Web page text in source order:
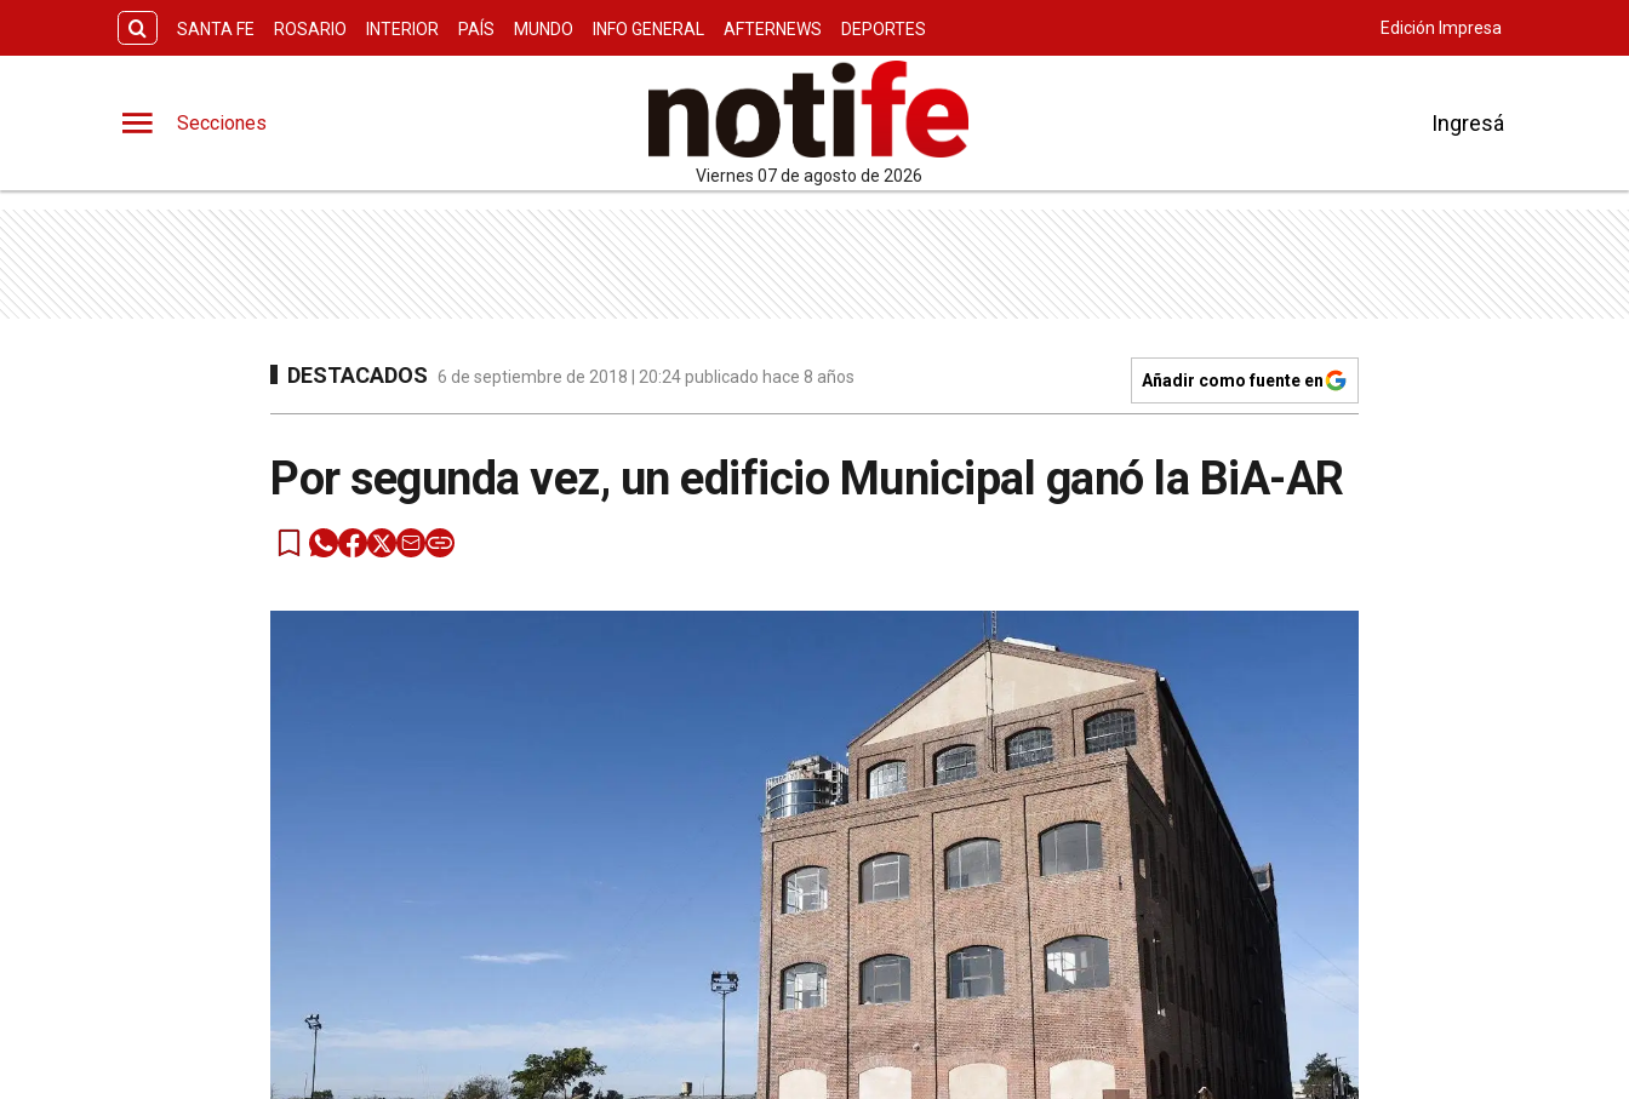
SANTA FE ROSARIO INTERIOR PAÍS MUNDO INFO GENERAL AFTERNEWS DEPORTES Edición Impresa
Secciones
viernes 07 de agosto de 2026
Ingresá
DESTACADOS 6 de septiembre de 2018 | 20:24 publicado hace 8 años Añadir como fuente en
Por segunda vez, un edificio Municipal ganó la BiA-AR